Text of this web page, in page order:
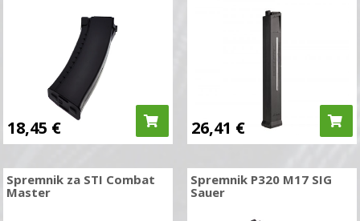
18,45 € 26,41 €
Spremnik za STI Combat
Master
Spremnik P320 M17 SIG
Sauer